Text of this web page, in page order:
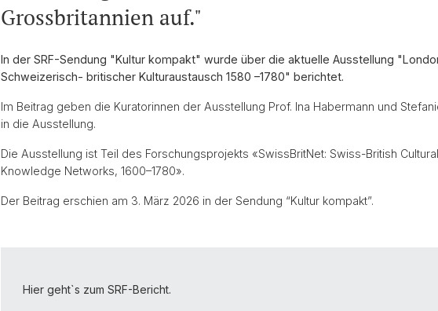
Grossbritannien auf."
In der SRF-Sendung "Kultur kompakt" wurde über die aktuelle Ausstellung
Schweizerisch- britischer Kulturaustausch 1580 –1780" berichtet.
Im Beitrag geben die Kuratorinnen der Ausstellung Prof. Ina Habermann und
in die Ausstellung.
Die Ausstellung ist Teil des Forschungsprojekts «SwissBritNet: Swiss-British
Knowledge Networks, 1600–1780».
Der Beitrag erschien am 3. März 2026 in der Sendung “Kultur kompakt”.
Hier geht`s zum SRF-Bericht.